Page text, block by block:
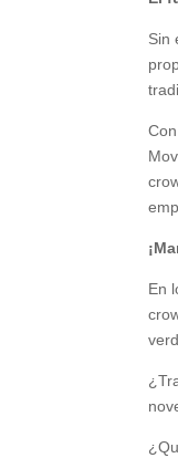
Sin
En